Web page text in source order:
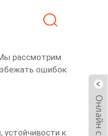
рассмотрим
ошибок
устойчивости к